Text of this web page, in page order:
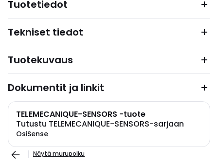
Tuotetiedot
Tekniset tiedot
Tuotekuvaus
Dokumentit ja linkit
TELEMECANIQUE-SENSORS -tuote
Tutustu TELEMECANIQUE-SENSORS-sarjaan
OsiSense
Näytä murupolku